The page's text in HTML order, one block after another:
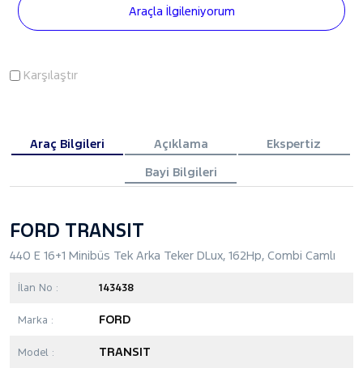
Araçla İlgileniyorum
Karşılaştır
Araç Bilgileri Açıklama
Ekspertiz
Bayi Bilgileri
FORD TRANSIT
440 E 16+1 Minibüs Tek Arka Teker DLux, 162Hp, Combi Camlı
İlan No : 143438
Marka : FORD
Model : TRANSIT